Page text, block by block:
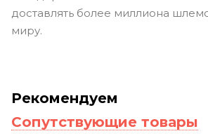
доставлять более миллиона
миру.
Рекомендуем
Сопутствующие товары